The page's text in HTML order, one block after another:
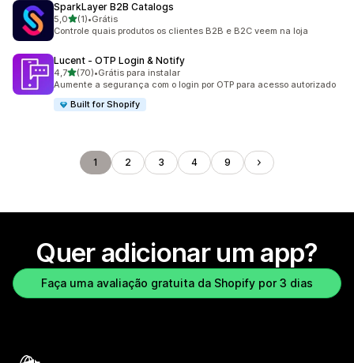
SparkLayer B2B Catalogs
5,0de 5 estrelas
(1)
1 avaliações ao todo
•Grátis
Controle quais produtos os clientes B2B e B2C veem na loja
Lucent ‑ OTP Login & Notify
4,7de 5 estrelas
(70)
70 avaliações ao todo
•Grátis para instalar
Aumente a segurança com o login por OTP para acesso autorizado
Built for Shopify
1 2 3 4 9
Quer adicionar um app?
Faça uma avaliação gratuita da Shopify por 3 dias